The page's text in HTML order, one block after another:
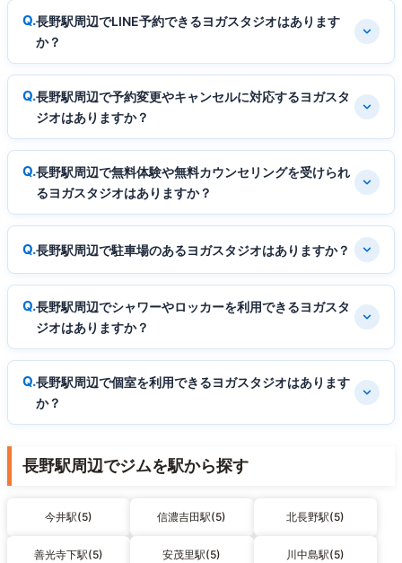
長野駅周辺でLINE予約できるヨガスタジオはあります
か？
長野駅周辺で予約変更やキャンセルに対応するヨガスタ
ジオはありますか？
長野駅周辺で無料体験や無料カウンセリングを受けられ
るヨガスタジオはありますか？
長野駅周辺で駐車場のあるヨガスタジオはありますか？
長野駅周辺でシャワーやロッカーを利用できるヨガスタ
ジオはありますか？
長野駅周辺で個室を利用できるヨガスタジオはあります
か？
長野駅周辺でジムを駅から探す
今井駅(5) 信濃吉田駅(5) 北長野駅(5)
善光寺下駅(5) 安茂里駅(5) 川中島駅(5)